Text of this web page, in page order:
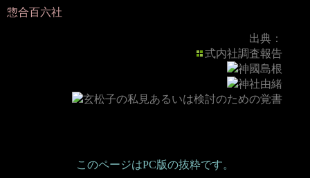
惣合百六社
出典：
式内社調査報告
神國島根
神社由緒
玄松子の私見あるいは検討のための覚書
このページはPC版の抜粋です。